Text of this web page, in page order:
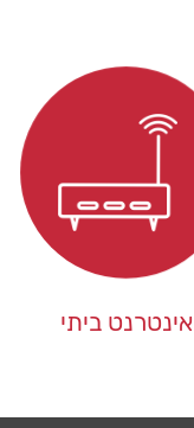
אינטרנט ביתי